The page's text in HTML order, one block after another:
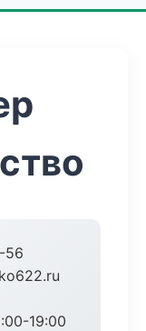
56
19:00